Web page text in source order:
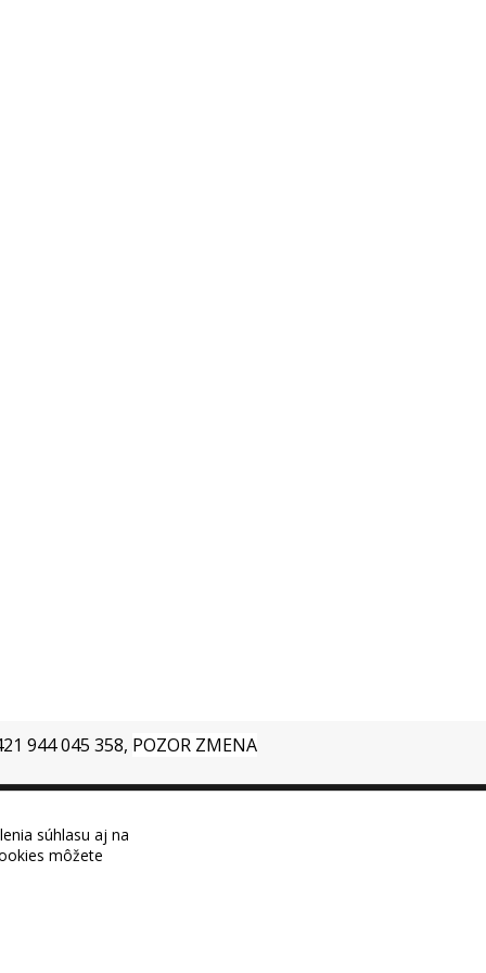
944 045 358, POZOR ZMENA
súhlasu aj na
môžete